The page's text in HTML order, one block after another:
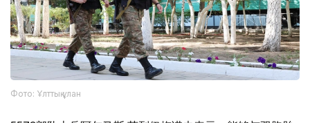
Фото: Ұлттық ұлан